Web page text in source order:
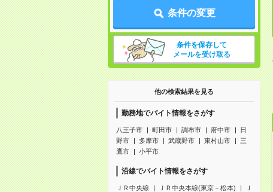
条件の変更
条件を保存して
メールを受け取る
他の検索結果を見る
勤務地でバイト情報をさがす
八王子市 町田市 調布市 府中市
日
野市
多摩市 武蔵野市 東村山市
三
鷹市
小平市
沿線でバイト情報をさがす
ＪＲ中央線 ＪＲ中央本線(東京－松本)
Ｊ